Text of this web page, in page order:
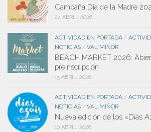
Campaña Día de la Madre
24 ABRIL, 2026
ACTIVIDAD EN PORTADA /
NOTICIAS / VAL MIÑOR
BEACH MARKET 2026:
preinscripción
15 ABRIL, 2026
ACTIVIDAD EN PORTADA /
NOTICIAS / VAL MIÑOR
Nueva edición de los «Días
10 ABRIL, 2026